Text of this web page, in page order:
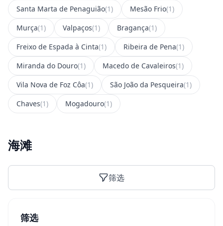
Santa Marta de Penaguião(1) Mesão Frio(1)
Murça(1) Valpaços(1) Bragança(1)
Freixo de Espada à Cinta(1) Ribeira de Pena(1)
Miranda do Douro(1) Macedo de Cavaleiros(1)
Vila Nova de Foz Côa(1) São João da Pesqueira(1)
Chaves(1) Mogadouro(1)
海滩
筛选
筛选